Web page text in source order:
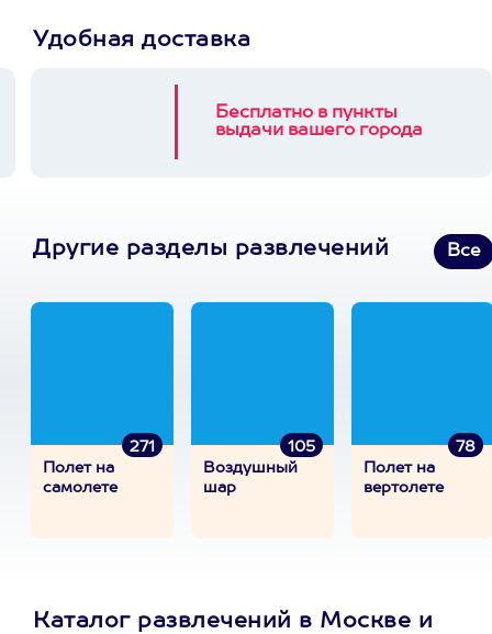
Удобная доставка
Бесплатно в пункты
выдачи вашего города
Другие разделы развлечений Все
271
Полет на
самолете
105
Воздушный
шар
78
Полет на
вертолете
Каталог развлечений в Москве и